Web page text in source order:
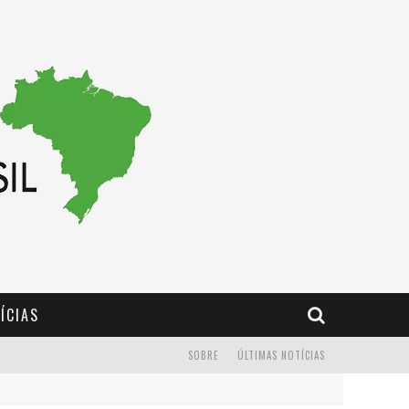
ÚLTIMAS NOTÍCIAS
SOBRE